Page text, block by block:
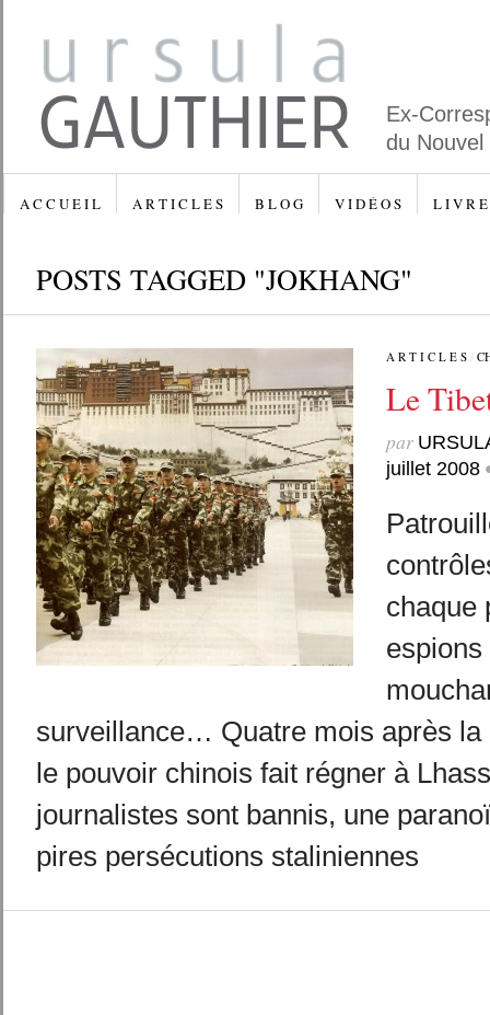
Ex-
du
A C C U E I L A R T I C L E S B L O G V I D É O S L I V R E
POSTS TAGGED "JOKHANG"
A R T I C L E S/
Le
par
juillet 2008
chaque
surveillance… Quatre mois après la
le pouvoir chinois fait régner à
journalistes sont bannis, une
pires persécutions staliniennes